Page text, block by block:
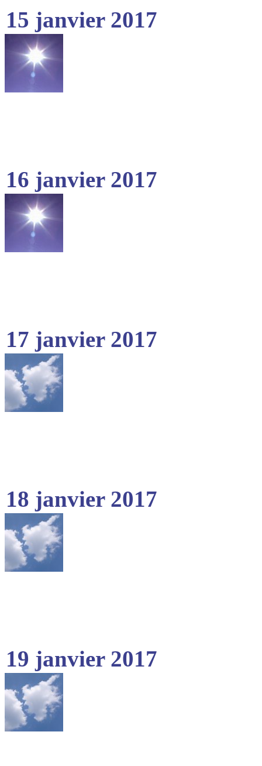
15 janvier 2017
16 janvier 2017
17 janvier 2017
18 janvier 2017
19 janvier 2017